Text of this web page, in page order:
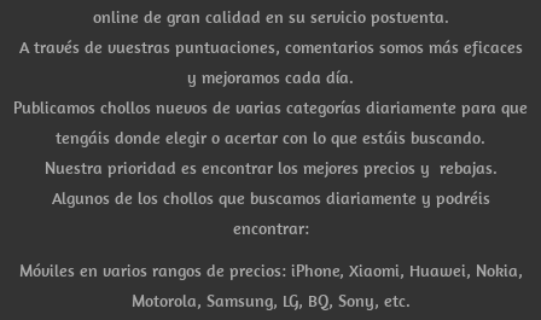
online de gran calidad en su servicio postventa.
A través de vuestras puntuaciones, comentarios somos más eficaces
y mejoramos cada día.
Publicamos chollos nuevos de varias categorías diariamente para que
tengáis donde elegir o acertar con lo que estáis buscando.
Nuestra prioridad es encontrar los mejores precios y rebajas.
Algunos de los chollos que buscamos diariamente y podréis
encontrar:
Móviles en varios rangos de precios: iPhone, Xiaomi, Huawei, Nokia,
Motorola, Samsung, LG, BQ, Sony, etc.